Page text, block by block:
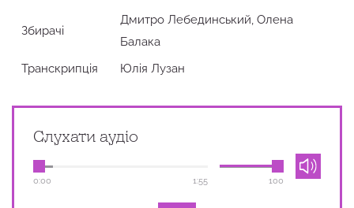
Збирачi
Дмитро Лебединський, Олена
Балака
Транскрипція
Юлія Лузан
Слухати аудіо
0:00 1:55 100